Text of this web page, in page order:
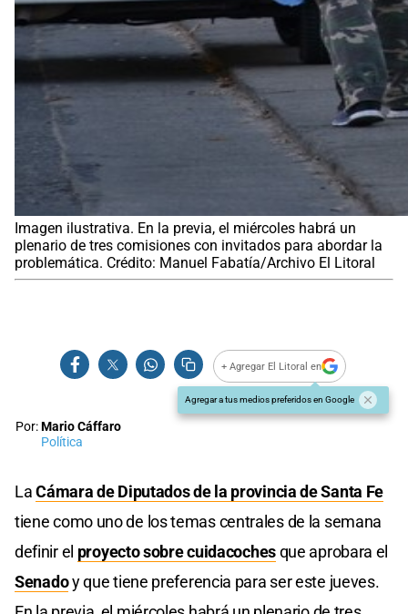
Imagen ilustrativa. En la previa, el miércoles habrá un
plenario de tres comisiones con invitados para abordar la
problemática. Crédito: Manuel Fabatía/Archivo El Litoral
+ Agregar El Litoral en
Agregar a tus medios preferidos en Google
Por:Mario Cáffaro
Política
LaCámara de Diputados de la provincia de Santa Fe
tiene como uno de los temas centrales de la semana
definir el proyecto sobre cuidacochesque aprobara el
Senadoy que tiene preferencia para ser este jueves.